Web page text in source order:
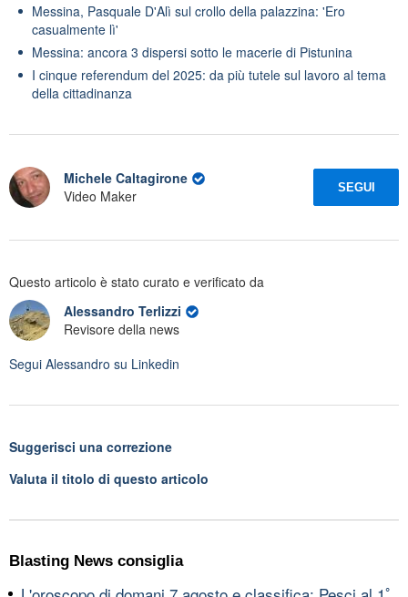
Messina, Pasquale D'Alì sul crollo della palazzina: 'Ero
casualmente lì'
Messina: ancora 3 dispersi sotto le macerie di Pistunina
I cinque referendum del 2025: da più tutele sul lavoro al tema
della cittadinanza
Michele Caltagirone
Video Maker
SEGUI
Questo articolo è stato curato e verificato da
Alessandro Terlizzi
Revisore della news
Segui Alessandro su Linkedin
Suggerisci una correzione
Valuta il titolo di questo articolo
Blasting News consiglia